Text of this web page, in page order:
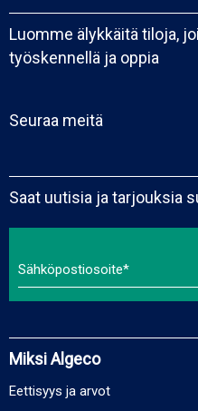
Luomme älykkäitä tiloja,
työskennellä ja oppia
Seuraa meitä
Saat uutisia ja tarjouksia
Miksi Algeco
Eettisyys ja arvot